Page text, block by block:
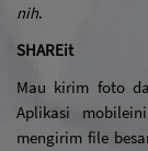
nih.
SHAREit
Mau kirim foto
Aplikasi mobile
mengirim file